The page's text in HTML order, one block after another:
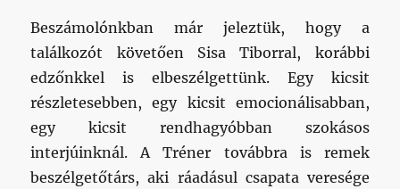
Beszámolónkban már jeleztük, hogy a
találkozót követően Sisa Tiborral, korábbi
edzőnkkel is elbeszélgettünk. Egy kicsit
részletesebben, egy kicsit emocionálisabban,
egy kicsit rendhagyóbban szokásos
interjúinknál. A Tréner továbbra is remek
beszélgetőtárs, aki ráadásul csapata veresége